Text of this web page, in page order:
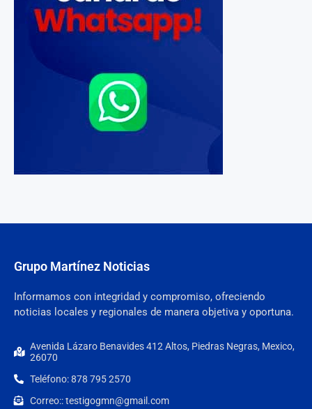
Grupo Martínez Noticias
Informamos con integridad y compromiso, ofreciendo
noticias locales y regionales de manera objetiva y oportuna.
Avenida Lázaro Benavides 412 Altos, Piedras Negras, Mexico,
26070
Teléfono: 878 795 2570
Correo:: testigogmn@gmail.com